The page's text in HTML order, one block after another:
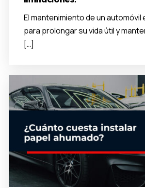
El mantenimiento de un
para prolongar su vida útil y
[…]